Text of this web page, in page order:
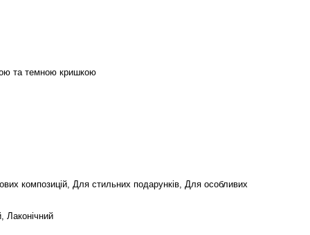
та темною кришкою
композицій, Для стильних подарунків, Для особливих
Лаконічний